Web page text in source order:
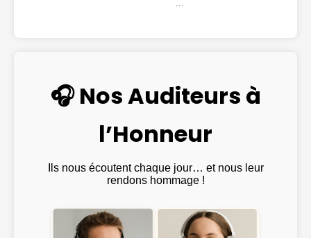
🎧 Nos Auditeurs à
l’Honneur
Ils nous écoutent chaque jour… et nous leur
rendons hommage !